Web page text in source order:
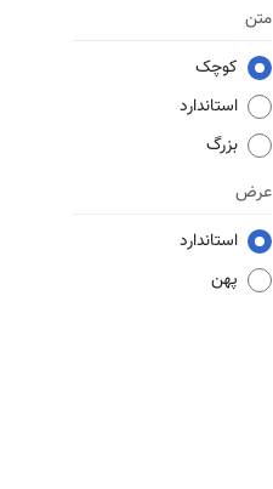
متن
کوچک
استاندارد
بزرگ
عرض
استاندارد
پهن